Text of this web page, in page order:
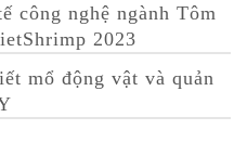
công nghệ ngành Tôm
2023
mổ động vật và quản